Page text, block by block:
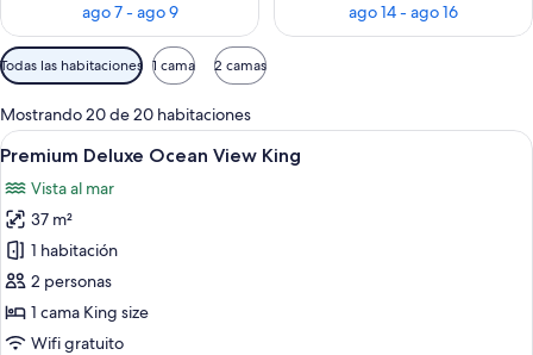
ago 7 - ago 9
ago 14 - ago 16
Filtros
disponibles
para
las
habitaciones
Todas las habitaciones 1 cama 2 camas
Mostrando 20 de 20 habitaciones
Ver
todas
las
fotos
de
Premium
Deluxe
Ocean
Una habitación de hotel moderna
5
Premium Deluxe Ocean View King
Vista al mar
37 m²
1 habitación
2 personas
1 cama King size
Wifi gratuito